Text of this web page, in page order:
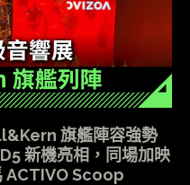
旗艦陣容強勢
新機亮相，同場加映
ACTIVO Scoop